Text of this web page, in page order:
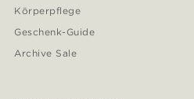
Körperpflege
Geschenk-Guide
Archive Sale